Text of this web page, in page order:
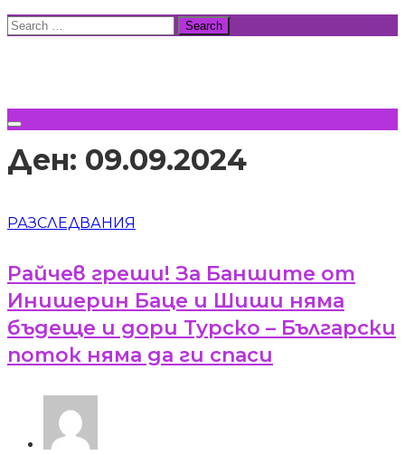
Skip
Search
Ден: 09.09.2024
РАЗСЛЕДВАНИЯ
Райчев греши! За Баншите от
Инишерин Баце и Шиши няма
бъдеще и дори Турско – Български
поток няма да ги спаси